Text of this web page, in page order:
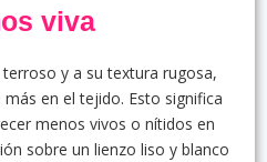
viva
y a su textura rugosa,
en el tejido. Esto significa
menos vivos o nítidos en
sobre un lienzo liso y blanco